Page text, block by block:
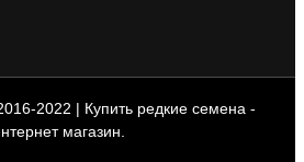
2022 | Купить редкие семена -
магазин.